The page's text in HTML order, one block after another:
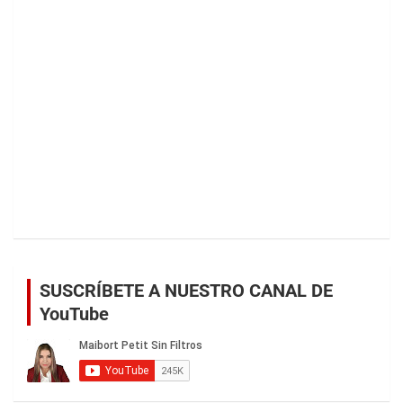
SUSCRÍBETE A NUESTRO CANAL DE
YouTube